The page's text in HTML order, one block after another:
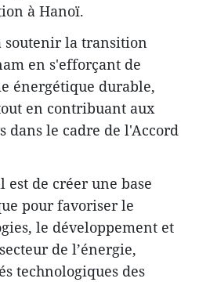
à Hanoï.
soutenir la transition
en s'efforçant de
énergétique durable,
en contribuant aux
dans le cadre de l'Accord
de créer une base
pour favoriser le
le développement et
de l’énergie,
technologiques des